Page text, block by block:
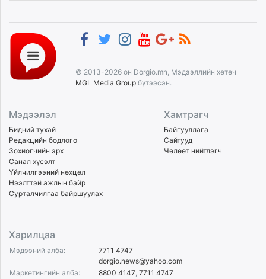
© 2013-2026 он Dorgio.mn, Мэдээллийн хөтөч
MGL Media Group бүтээсэн.
Мэдээлэл
Бидний тухай
Редакцийн бодлого
Зохиогчийн эрх
Санал хүсэлт
Үйлчилгээний нөхцөл
Нээлттэй ажлын байр
Сурталчилгаа байршуулах
Хамтрагч
Байгууллага
Сайтууд
Чөлөөт нийтлэгч
Харилцаа
Мэдээний алба:
7711 4747
dorgio.news@yahoo.com
Маркетингийн алба:
8800 4147 7711 4747